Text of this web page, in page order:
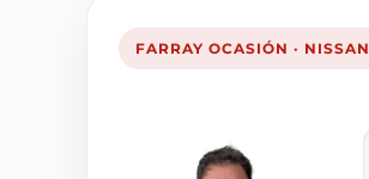
FARRAY OCASIÓN · NISSAN